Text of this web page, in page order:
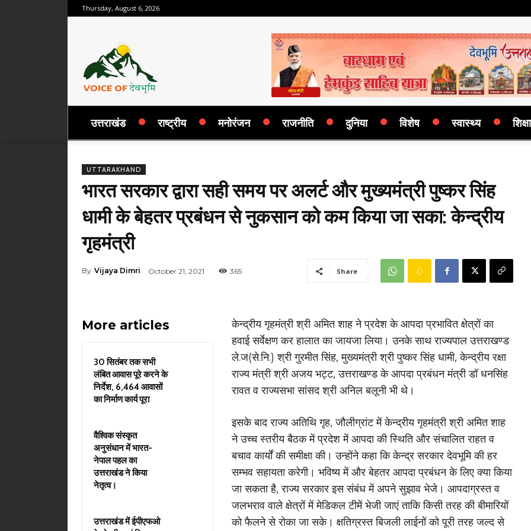
Thursday, August 6, 2026
उत्तराखंड राष्ट्रीय मनोरंजन राजनीति दुनिया विशेष स्वास्थ्य शिक्षा
UTTARAKHAND
भारत सरकार द्वारा सही समय पर अलर्ट और मुख्यमंत्री पुष्कर सिंह
धामी के बेहतर प्रबंधन से नुकसान को कम किया जा सका: केन्द्रीय
गृहमंत्री
By Vijaya Dimri October 21, 2021 365 Share
More articles
30 सितंबर तक सभी
लंबित आवास पूरे करने के
निर्देश, 6,464 आवासों
का निर्माण कार्य पूरा
वैश्विक संस्कृत
अनुसंधान में भारत-
नेपाल पहल का
उत्तराखंड ने किया
नेतृत्व।
उत्तराखंड में ईपीएफओ
केन्द्रीय गृहमंत्री श्री अमित शाह ने प्रदेश के आपदा प्रभावित क्षेत्रों का
हवाई सर्वेक्षण कर हालात का जायजा लिया। उनके साथ राज्यपाल उत्तराखण्ड
ले.ज(से.नि.) श्री गुरमीत सिंह, मुख्यमंत्री श्री पुष्कर सिंह धामी, केन्द्रीय रक्षा
राज्य मंत्री श्री अजय भट्ट, उत्तराखण्ड के आपदा प्रबंधन मंत्री डॉ धनसिंह
रावत व राज्यसभा सांसद श्री अनिल बलूनी भी थे।
इसके बाद राज्य अतिथि गृह, जौलीग्रांट में केन्द्रीय गृहमंत्री श्री अमित शाह
ने उच्च स्तरीय बैठक में प्रदेश में आपदा की स्थिति और संचालित राहत व
बचाव कार्यों की समीक्षा की। उन्होंने कहा कि केन्द्र सरकार देवभूमि की हर
सम्भव सहायता करेगी। भविष्य में और बेहतर आपदा प्रबंधन के लिए क्या किया
जा सकता है, राज्य सरकार इस संबंध में अपने सुझाव भेजे। आपदाग्रस्त व
जलभराव वाले क्षेत्रों में मेडिकल टीमें भेजी जाएं ताकि किसी तरह की बीमारियों
को फैलने से रोका जा सके। क्षतिग्रस्त बिजली लाईनों को पूरी तरह जल्द से